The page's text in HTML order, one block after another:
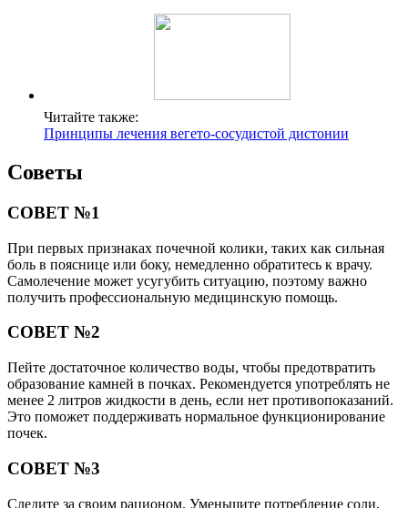
Читайте также:
Принципы лечения вегето-сосудистой дистонии
Советы
СОВЕТ №1
При первых признаках почечной колики, таких как сильная
боль в пояснице или боку, немедленно обратитесь к врачу.
Самолечение может усугубить ситуацию, поэтому важно
получить профессиональную медицинскую помощь.
СОВЕТ №2
Пейте достаточное количество воды, чтобы предотвратить
образование камней в почках. Рекомендуется употреблять не
менее 2 литров жидкости в день, если нет противопоказаний.
Это поможет поддерживать нормальное функционирование
почек.
СОВЕТ №3
Следите за своим рационом. Уменьшите потребление соли,